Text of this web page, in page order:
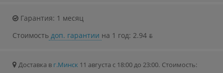
Гарантия: 1 месяц
Стоимость доп. гарантии на 1 год: 2.94 ƃ
Доставка в г.Минск 11 августа с 18:00 до 23:00. Стоимость: